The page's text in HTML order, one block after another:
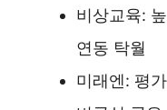
비상교육:
연동 탁월
미래엔: 평